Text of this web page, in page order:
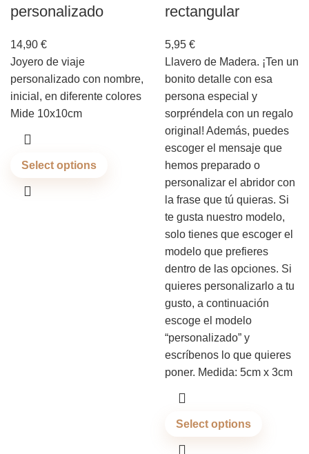
personalizado
14,90 €
Joyero de viaje
personalizado con nombre,
inicial, en diferente colores
Mide 10x10cm
Select options
rectangular
5,95 €
Llavero de Madera. ¡Ten un
bonito detalle con esa
persona especial y
sorpréndela con un regalo
original! Además, puedes
escoger el mensaje que
hemos preparado o
personalizar el abridor con
la frase que tú quieras. Si
te gusta nuestro modelo,
solo tienes que escoger el
modelo que prefieres
dentro de las opciones. Si
quieres personalizarlo a tu
gusto, a continuación
escoge el modelo
“personalizado” y
escríbenos lo que quieres
poner. Medida: 5cm x 3cm
Select options